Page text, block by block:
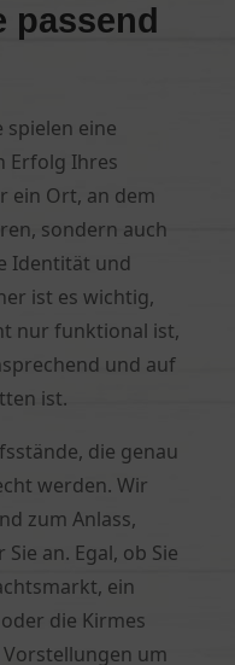
passend
eine
Erfolg Ihres
ein Ort, an dem
sondern auch
Identität und
ist es wichtig,
nur funktional ist,
und auf
ist.
die genau
werden. Wir
zum Anlass,
an. Egal, ob Sie
ein
die Kirmes
um